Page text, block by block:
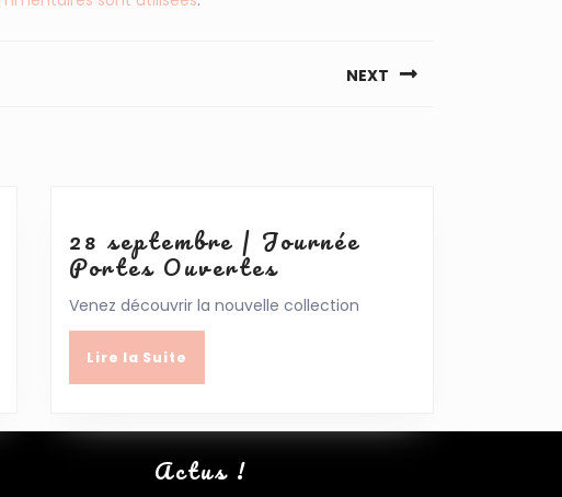
NEXT
28 septembre | Journée
Portes Ouvertes28
septembre
|
Venez découvrir la nouvelle collection
Lire la Suite
Actus !